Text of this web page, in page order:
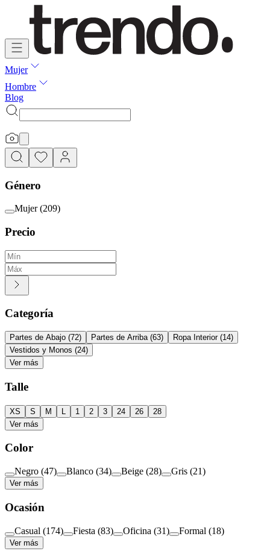
Mujer
Hombre
Blog
Género
Mujer (209)
Precio
Categoría
Partes de Abajo (72) Partes de Arriba (63) Ropa Interior (14)
Vestidos y Monos (24)
Ver más
Talle
XS S M 1 2 3 24 26
28
Ver más
Color
Negro (47) Blanco (34) Beige (28) Gris (21)
Ver más
Ocasión
Casual (174) Fiesta (83) Oficina (31) Formal (18)
Ver más